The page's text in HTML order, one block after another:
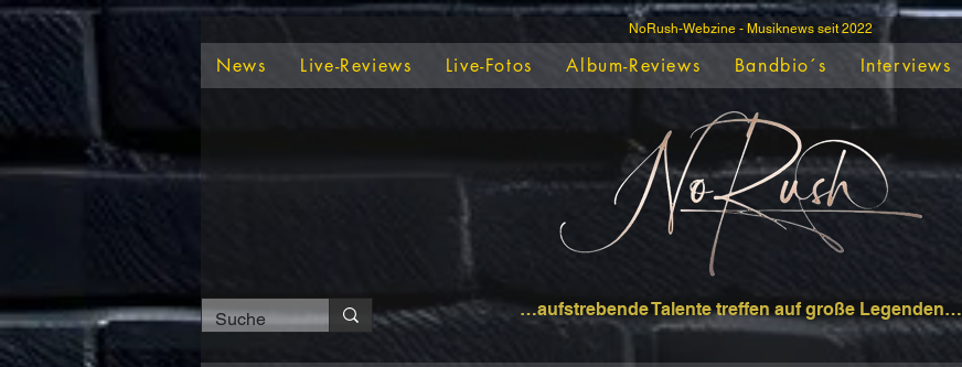
NoRush-Webzine - Musiknews seit 2022
News Live-Reviews Live-Fotos Album-Reviews Bandbio´s Interviews
…aufstrebende Talente treffen auf große Legenden…